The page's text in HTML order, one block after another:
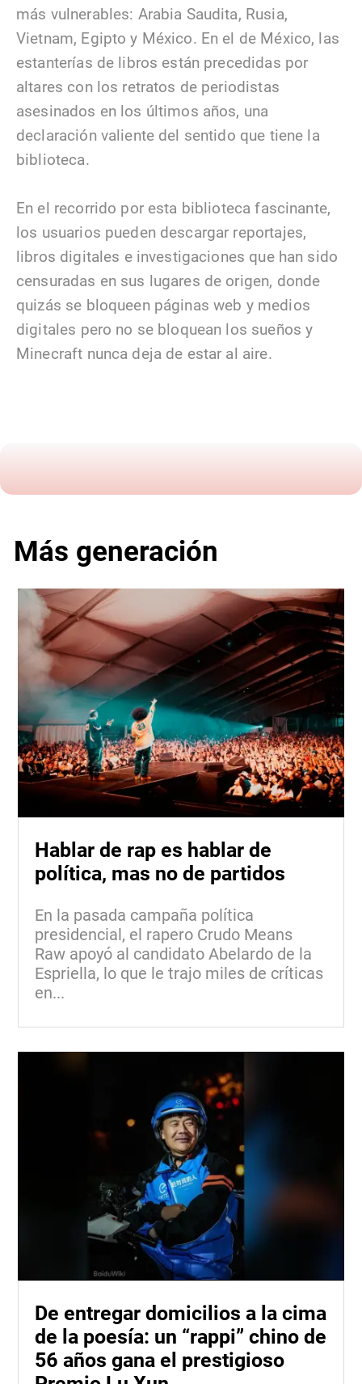
más vulnerables: Arabia Saudita, Rusia,
Vietnam, Egipto y México. En el de México, las
estanterías de libros están precedidas por
altares con los retratos de periodistas
asesinados en los últimos años, una
declaración valiente del sentido que tiene la
biblioteca.
En el recorrido por esta biblioteca fascinante,
los usuarios pueden descargar reportajes,
libros digitales e investigaciones que han sido
censuradas en sus lugares de origen, donde
quizás se bloqueen páginas web y medios
digitales pero no se bloquean los sueños y
Minecraft nunca deja de estar al aire.
Más generación
Hablar de rap es hablar de
política, mas no de partidos
En la pasada campaña política
presidencial, el rapero Crudo Means
Raw apoyó al candidato Abelardo de la
Espriella, lo que le trajo miles de críticas
en...
De entregar domicilios a la cima
de la poesía: un “rappi” chino de
56 años gana el prestigioso